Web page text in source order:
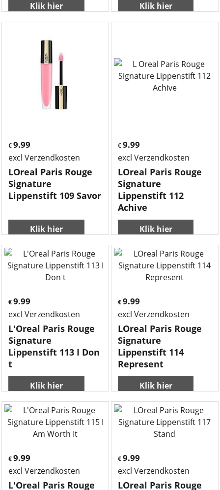
Klik hier Klik hier
€ 9.99
excl Verzendkosten
LOreal Paris Rouge
Signature
Lippenstift 109 Savor
Klik hier
€9.99
excl Verzendkosten
LOreal Paris Rouge
Signature
Lippenstift 112
Achive
Klik hier
€ 9.99
excl Verzendkosten
L'Oreal Paris Rouge
Signature
Lippenstift 113 I Don
t
Klik hier
€9.99
excl Verzendkosten
LOreal Paris Rouge
Signature
Lippenstift 114
Represent
Klik hier
€ 9.99
excl Verzendkosten
L'Oreal Paris Rouge
€9.99
excl Verzendkosten
LOreal Paris Rouge